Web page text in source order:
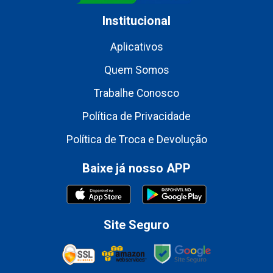
Institucional
Aplicativos
Quem Somos
Trabalhe Conosco
Política de Privacidade
Política de Troca e Devolução
Baixe já nosso APP
Site Seguro